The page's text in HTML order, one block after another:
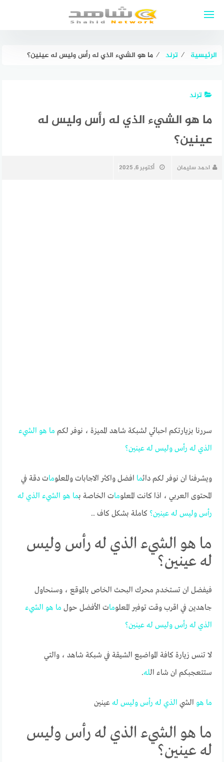
الرئيسية ⁄ ترند ⁄ ما هو الشيء الذي له رأس وليس له عينين؟
ترند
ما هو الشيء الذي له رأس وليس له
عينين؟
احمد سليمان أكتوبر 6, 2025
سررنا بزيارتكم احبائي لشبكة شاهد المميزة ، نوفر لكم ما هو الشيء
الذي له رأس وليس له عينين؟
ويشرفنا ان نوفر لكم دائما افضل واكثر الاجابات والمعلومات دقة في
المحتوى العربي ، اذا كانت المعلومات الخاصة بما هو الشيء الذي له
رأس وليس له عينين؟ كاملة بشكل كاف ..
ما هو الشيء الذي له رأس وليس
له عينين؟
فيفضل ان تستخدم محرك البحث الخاص بالموقع ، وسنحاول
جاهدين في اقرب وقت توفير المعلومات الأفضل حول ما هو الشيء
الذي له رأس وليس له عينين؟
لا تنس زيارة كافة المواضيع الشيقة في شبكة شاهد ، والتي
ستتعجبكم ان شاء الله.
ما هو الشي الذي له رأس وليس له عينين
ما هو الشيء الذي له رأس وليس
له عينين؟